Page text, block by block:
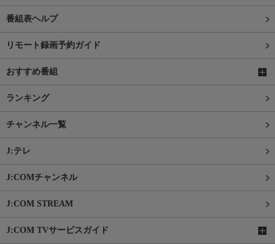
番組表ヘルプ
リモート録画予約ガイド
おすすめ番組
ランキング
チャンネル一覧
J:テレ
J:COMチャンネル
J:COM STREAM
J:COM TVサービスガイド